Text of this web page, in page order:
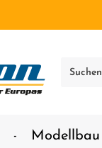
Modellbau